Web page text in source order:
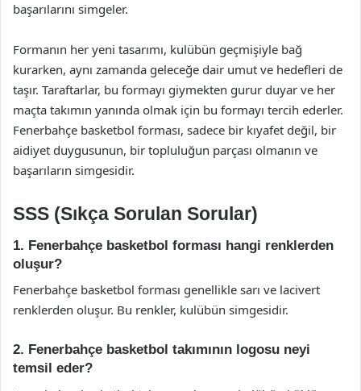
başarılarını simgeler.
Formanın her yeni tasarımı, kulübün geçmişiyle bağ
kurarken, aynı zamanda geleceğe dair umut ve hedefleri de
taşır. Taraftarlar, bu formayı giymekten gurur duyar ve her
maçta takımın yanında olmak için bu formayı tercih ederler.
Fenerbahçe basketbol forması, sadece bir kıyafet değil, bir
aidiyet duygusunun, bir topluluğun parçası olmanın ve
başarıların simgesidir.
SSS (Sıkça Sorulan Sorular)
1. Fenerbahçe basketbol forması hangi renklerden
oluşur?
Fenerbahçe basketbol forması genellikle sarı ve lacivert
renklerden oluşur. Bu renkler, kulübün simgesidir.
2. Fenerbahçe basketbol takımının logosu neyi
temsil eder?